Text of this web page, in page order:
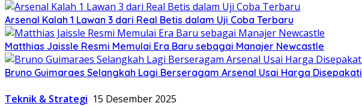
Arsenal Kalah 1 Lawan 3 dari Real Betis dalam Uji Coba Terbaru
Matthias Jaissle Resmi Memulai Era Baru sebagai Manajer Newcastle
Bruno Guimaraes Selangkah Lagi Berseragam Arsenal Usai Harga Disepakati
Teknik & Strategi 15 Desember 2025